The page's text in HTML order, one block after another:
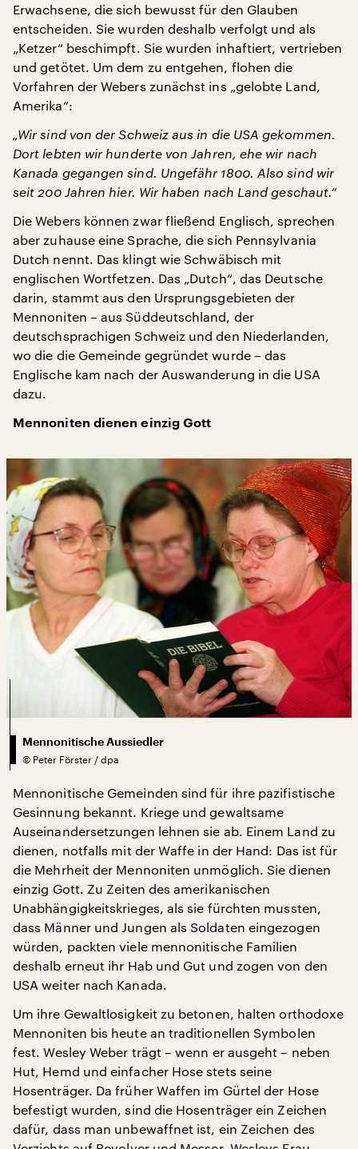
Erwachsene, die sich bewusst für den Glauben
entscheiden. Sie wurden deshalb verfolgt und als
„Ketzer“ beschimpft. Sie wurden inhaftiert, vertrieben
und getötet. Um dem zu entgehen, flohen die
Vorfahren der Webers zunächst ins „gelobte Land,
Amerika“:
„Wir sind von der Schweiz aus in die USA gekommen.
Dort lebten wir hunderte von Jahren, ehe wir nach
Kanada gegangen sind. Ungefähr 1800. Also sind wir
seit 200 Jahren hier. Wir haben nach Land geschaut.“
Die Webers können zwar fließend Englisch, sprechen
aber zuhause eine Sprache, die sich Pennsylvania
Dutch nennt. Das klingt wie Schwäbisch mit
englischen Wortfetzen. Das „Dutch“, das Deutsche
darin, stammt aus den Ursprungsgebieten der
Mennoniten – aus Süddeutschland, der
deutschsprachigen Schweiz und den Niederlanden,
wo die die Gemeinde gegründet wurde – das
Englische kam nach der Auswanderung in die USA
dazu.
Mennoniten dienen einzig Gott
Mennonitische Aussiedler
© Peter Förster / dpa
Mennonitische Gemeinden sind für ihre pazifistische
Gesinnung bekannt. Kriege und gewaltsame
Auseinandersetzungen lehnen sie ab. Einem Land zu
dienen, notfalls mit der Waffe in der Hand: Das ist für
die Mehrheit der Mennoniten unmöglich. Sie dienen
einzig Gott. Zu Zeiten des amerikanischen
Unabhängigkeitskrieges, als sie fürchten mussten,
dass Männer und Jungen als Soldaten eingezogen
würden, packten viele mennonitische Familien
deshalb erneut ihr Hab und Gut und zogen von den
USA weiter nach Kanada.
Um ihre Gewaltlosigkeit zu betonen, halten orthodoxe
Mennoniten bis heute an traditionellen Symbolen
fest. Wesley Weber trägt – wenn er ausgeht – neben
Hut, Hemd und einfacher Hose stets seine
Hosenträger. Da früher Waffen im Gürtel der Hose
befestigt wurden, sind die Hosenträger ein Zeichen
dafür, dass man unbewaffnet ist, ein Zeichen des